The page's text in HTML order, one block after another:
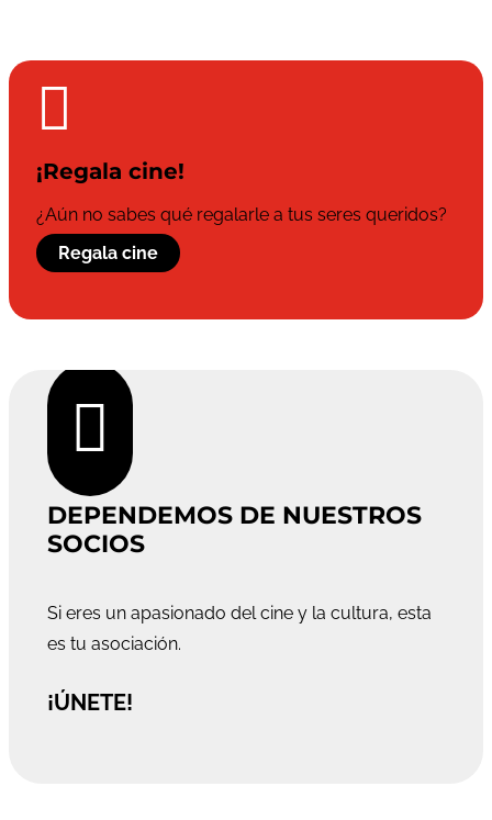

¡Regala cine!
¿Aún no sabes qué regalarle a tus seres queridos?
Regala cine

DEPENDEMOS DE NUESTROS
SOCIOS
Si eres un apasionado del cine y la cultura, esta
es tu asociación.
¡ÚNETE!